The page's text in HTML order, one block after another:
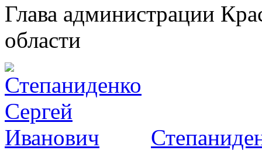
Глава администрации
области